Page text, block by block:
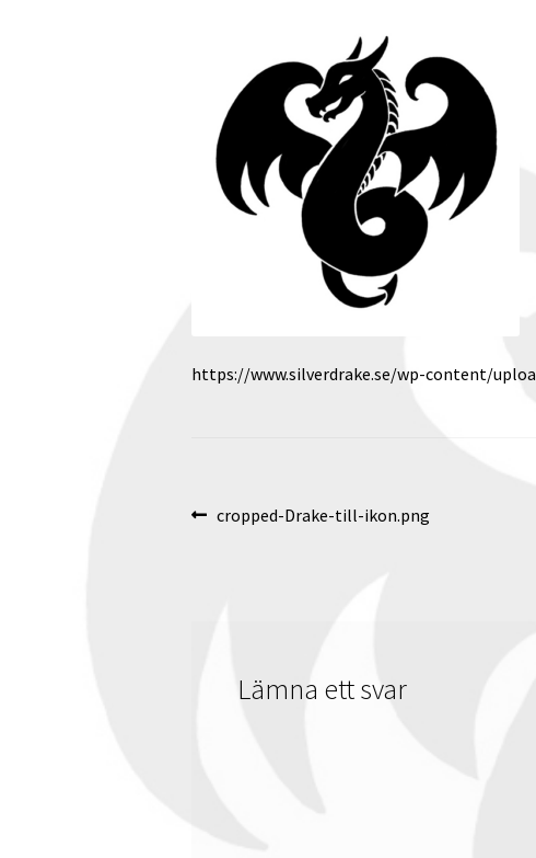
https://www.silverdrake.se/wp-content/
Inläggsnavigering
Föregående
cropped-Drake-till-ikon.png
Lämna ett svar